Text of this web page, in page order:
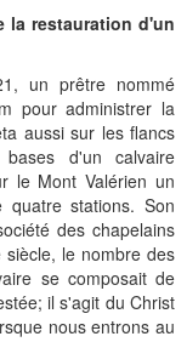
la restauration d'un
un prêtre nommé
pour administrer la
aussi sur les flancs
d'un calvaire
le Mont Valérien un
stations. Son
des chapelains
le nombre des
se composait de
il s'agit du Christ
nous entrons au